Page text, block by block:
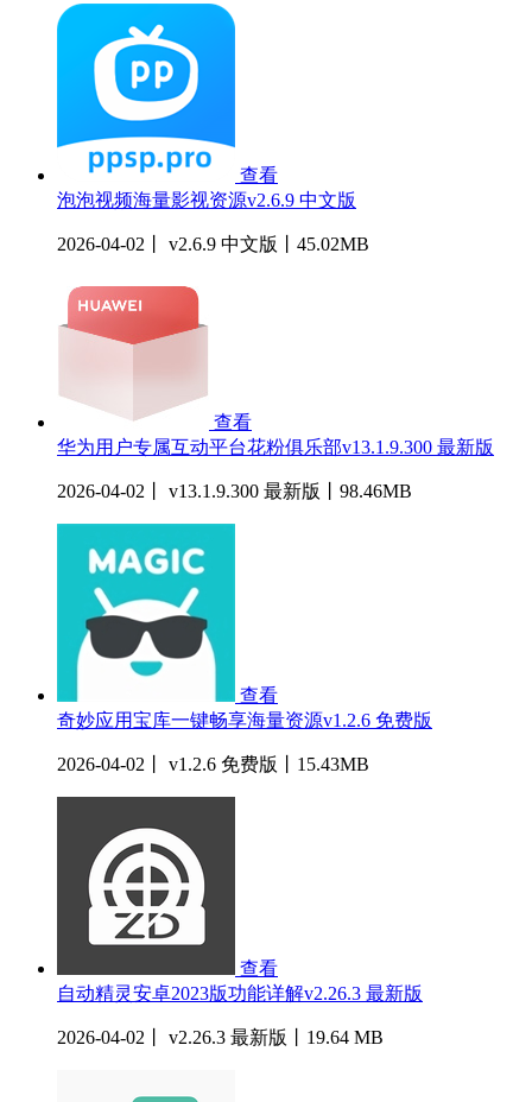
查看
泡泡视频海量影视资源v2.6.9 中文版
2026-04-02丨 v2.6.9 中文版丨45.02MB
查看
华为用户专属互动平台花粉俱乐部v13.1.9.300 最新版
2026-04-02丨 v13.1.9.300 最新版丨98.46MB
查看
奇妙应用宝库一键畅享海量资源v1.2.6 免费版
2026-04-02丨 v1.2.6 免费版丨15.43MB
查看
自动精灵安卓2023版功能详解v2.26.3 最新版
2026-04-02丨 v2.26.3 最新版丨19.64 MB